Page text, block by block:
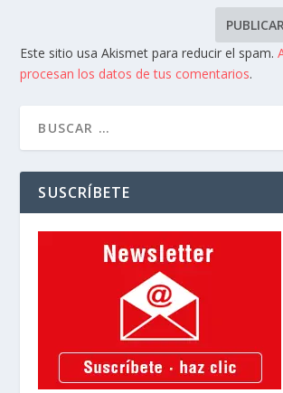
Este sitio usa Akismet para reducir el spam.
procesan los datos de tus comentarios.
SUSCRÍBETE